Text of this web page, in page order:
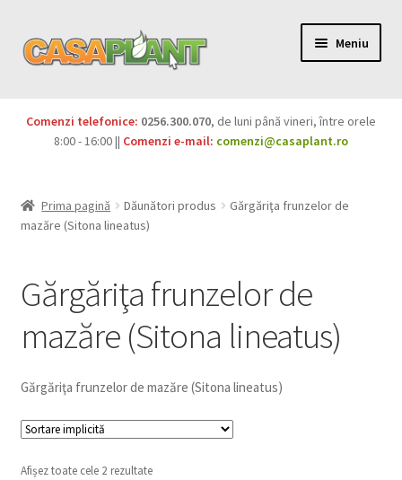
Meniu
Pesticide
Produse BIO
Igienă publică
Casa și grădina
Sere și solarii
Comenzi telefonice: 0256.300.070, de luni până vineri, între orele
8:00 - 16:00 || Comenzi e-mail: comenzi@casaplant.ro
Prima pagină Dăunători produs
Gărgăriţa frunzelor de
mazăre (Sitona lineatus)
Gărgăriţa frunzelor de
mazăre (Sitona lineatus)
Gărgăriţa frunzelor de mazăre (Sitona lineatus)
Afișez toate cele 2 rezultate